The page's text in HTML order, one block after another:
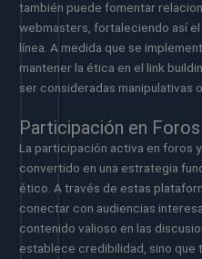
también puede fomentar
webmasters, fortaleciendo así
línea. A medida que se
mantener la ética en el link
ser consideradas manipulativas
Participación en
La participación activa en foros
convertido en una estrategia
ético. A través de estas
conectar con audiencias
contenido valioso en las
establece credibilidad, sino que